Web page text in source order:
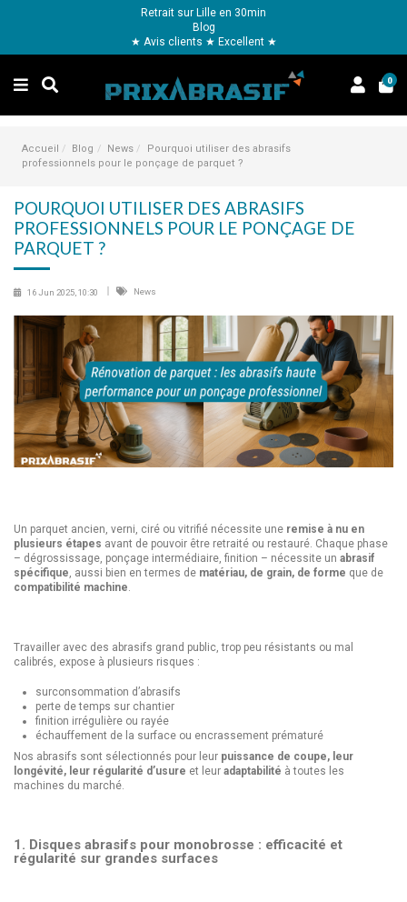
Retrait sur Lille en 30min
Blog
★ Avis clients ★ Excellent ★
0
Accueil Blog News
Pourquoi utiliser des abrasifs
professionnels pour le ponçage de parquet ?
POURQUOI UTILISER DES ABRASIFS
PROFESSIONNELS POUR LE PONÇAGE DE
PARQUET ?
16 Jun 2025, 10:30 News
Un parquet ancien, verni, ciré ou vitrifié nécessite une remise à nu en
plusieurs étapes avant de pouvoir être retraité ou restauré. Chaque phase
– dégrossissage, ponçage intermédiaire, finition – nécessite un abrasif
spécifique, aussi bien en termes de matériau, de grain, de forme que de
compatibilité machine.
Travailler avec des abrasifs grand public, trop peu résistants ou mal
calibrés, expose à plusieurs risques :
surconsommation d’abrasifs
perte de temps sur chantier
finition irrégulière ou rayée
échauffement de la surface ou encrassement prématuré
Nos abrasifs sont sélectionnés pour leur puissance de coupe, leur
longévité, leur régularité d’usure et leur adaptabilité à toutes les
machines du marché.
1. Disques abrasifs pour monobrosse : efficacité et
régularité sur grandes surfaces